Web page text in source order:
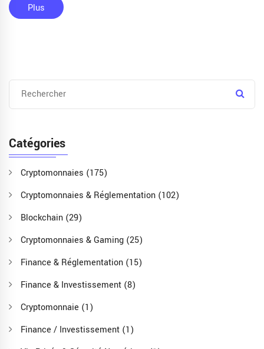
Plus
Catégories
Cryptomonnaies (175)
Cryptomonnaies & Réglementation (102)
Blockchain (29)
Cryptomonnaies & Gaming (25)
Finance & Réglementation (15)
Finance & Investissement (8)
Cryptomonnaie (1)
Finance / Investissement (1)